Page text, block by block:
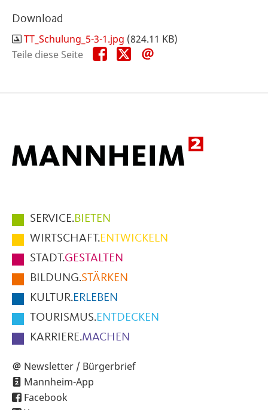
Download
TT_Schulung_5-3-1.jpg (824.11 KB)
Teile diese Seite
Teile
diese
Teile
diese
Hauptmenüpunkte
im
Fußbereich
der
Seite
SERVICE.BIETEN
WIRTSCHAFT.ENTWICKELN
STADT.GESTALTEN
BILDUNG.STÄRKEN
KULTUR.ERLEBEN
TOURISMUS.ENTDECKEN
KARRIERE.MACHEN
Newsletter / Bürgerbrief
Mannheim-App
Facebook